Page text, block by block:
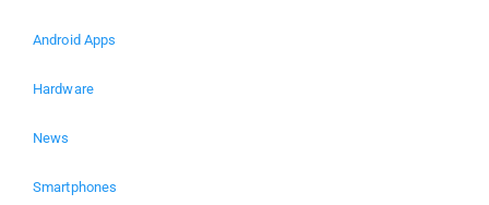
Android Apps
Hardware
News
Smartphones